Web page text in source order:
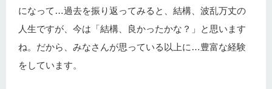
になって…過去を振り返ってみると、結構、波乱万丈の
人生ですが、今は「結構、良かったかな？」と思います
ね。だから、みなさんが思っている以上に…豊富な経験
をしています。